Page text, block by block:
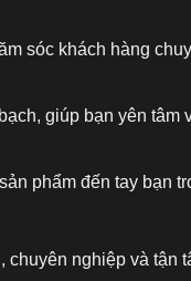
sóc khách hàng
giúp bạn yên tâm
phẩm đến tay bạn
nghiệp và tận